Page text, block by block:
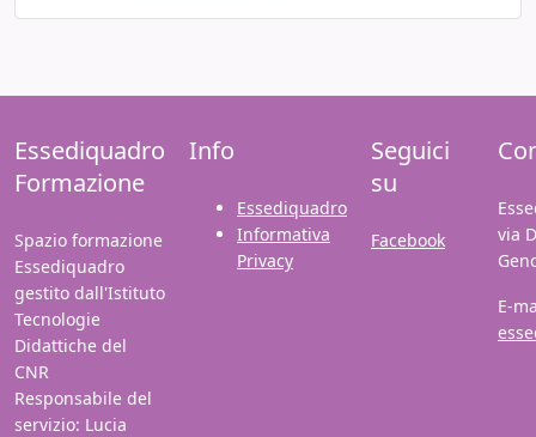
Essediquadro
Formazione
Spazio formazione
Essediquadro
gestito dall'Istituto
Tecnologie
Didattiche del
CNR
Responsabile del
servizio: Lucia
Info
Essediquadro
Informativa
Privacy
Seguici
su
Facebook
via
E-